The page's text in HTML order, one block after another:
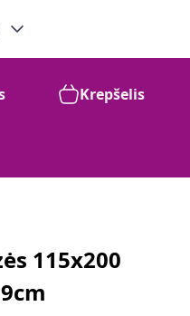
Krepšelis
115x200